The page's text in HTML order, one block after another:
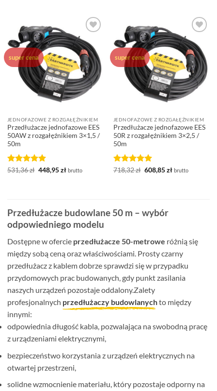
super cena
Dodaj do
ulubionych
JEDNOFAZOWE Z ROZGAŁĘŹNIKIEM
Przedłużacze jednofazowe EES
50AW z rozgałęźnikiem 3×1,5 /
50m
Oceniono5
531,36zł Pierwotna
cena
448,95złAktualna
brutto
super cena
Dodaj do
ulubionych
JEDNOFAZOWE Z ROZGAŁĘŹNIKIEM
Przedłużacze jednofazowe EES
50R z rozgałęźnikiem 3×2,5 /
50m
Oceniono5
718,32zł Pierwotna
cena
608,85złAktualna
brutto
Przedłużacze budowlane 50 m – wybór
odpowiedniego modelu
Dostępne w ofercie przedłużacze 50-metrowe różnią się
między sobą ceną oraz właściwościami. Prosty czarny
przedłużacz z kablem dobrze sprawdzi się w przypadku
przydomowych prac budowanych, gdy punkt zasilania
naszych urządzeń pozostaje oddalony.Zalety
profesjonalnych przedłużaczy budowlanychto między
innymi:
odpowiednia długość kabla, pozwalająca na swobodną pracę
z urządzeniami elektrycznymi,
bezpieczeństwo korzystania z urządzeń elektrycznych na
otwartej przestrzeni,
solidne wzmocnienie materiału, który pozostaje odporny na